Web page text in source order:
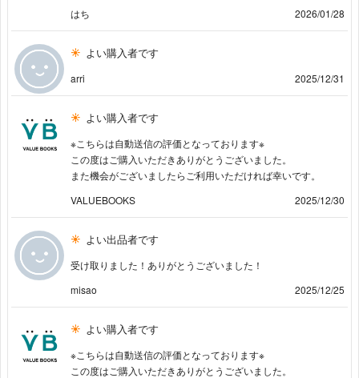
はち
2026/01/28
よい購入者です
arri 2025/12/31
よい購入者です
※こちらは自動送信の評価となっております※
この度はご購入いただきありがとうございました。
また機会がございましたらご利用いただければ幸いです。
VALUEBOOKS
2025/12/30
よい出品者です
受け取りました！ありがとうございました！
misao
2025/12/25
よい購入者です
※こちらは自動送信の評価となっております※
この度はご購入いただきありがとうございました。